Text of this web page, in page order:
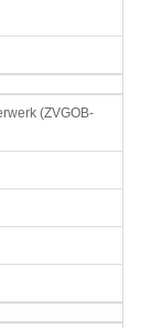
(ZVGOB-